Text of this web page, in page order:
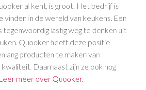
al kent, is groot. Het bedrijf is
vinden in de wereld van keukens. Een
tegenwoordig lastig weg te denken uit
Quooker heeft deze positie
producten te maken van
Daarnaast zijn ze ook nog
Leer meer over Quooker.